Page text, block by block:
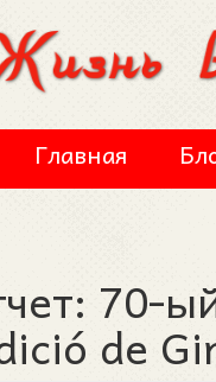
содержанию
Главная
70-
de